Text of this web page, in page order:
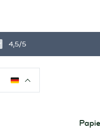
4,5/5